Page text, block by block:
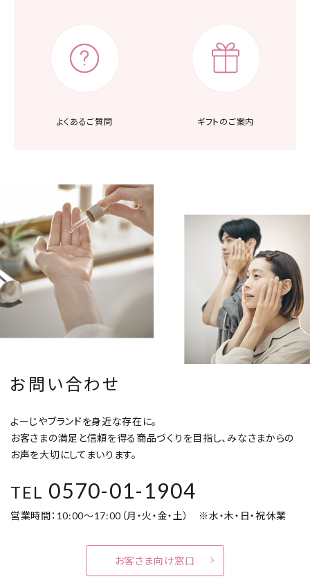
よくあるご質問 ギフトのご案内
お問い合わせ
よーじやブランドを身近な存在に。
お客さまの満足と信頼を得る商品づくりを目指し、みなさまからの
お声を大切にしてまいります。
TEL 0570-01-1904
営業時間：10:00～17:00（月・火・金・土） ※水・木・日・祝休業
お客さま向け窓口